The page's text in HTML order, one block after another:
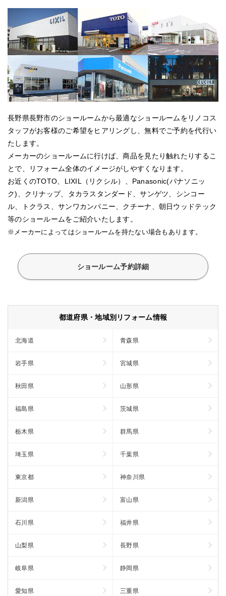
長野県長野市のショールームから最適なショールームをリノコス
タッフがお客様のご希望をヒアリングし、無料でご予約を代行い
たします。
メーカーのショールームに行けば、商品を見たり触れたりするこ
とで、リフォーム全体のイメージがしやすくなります。
お近くのTOTO、LIXIL（リクシル）、Panasonic(パナソニッ
ク)、クリナップ、タカラスタンダード、サンゲツ、シンコー
ル、トクラス、サンワカンパニー、クチーナ、朝日ウッドテック
等のショールームをご紹介いたします。
※メーカーによってはショールームを持たない場合もあります。
ショールーム予約詳細
都道府県・地域別リフォーム情報
北海道 青森県
岩手県 宮城県
秋田県 山形県
福島県 茨城県
栃木県 群馬県
埼玉県 千葉県
東京都 神奈川県
新潟県 富山県
石川県 福井県
山梨県 長野県
岐阜県 静岡県
愛知県 三重県